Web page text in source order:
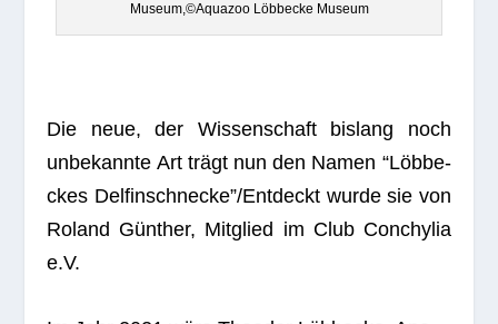
Museum,©Aquazoo Löbb­ecke Museum
Die neue, der Wis­sen­schaft bis­lang noch
unbe­kannte Art trägt nun den Namen “Löb­be­
ckes Delfinschnecke”/Entdeckt wurde sie von
Roland Gün­ther, Mit­glied im Club Con­chy­lia
e.V.